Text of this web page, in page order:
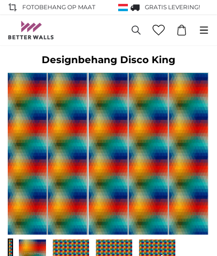
FOTOBEHANG OP MAAT GRATIS LEVERING!
Designbehang Disco King